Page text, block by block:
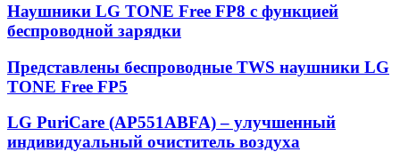
Наушники LG TONE Free FP8 с функцией
беспроводной зарядки
Представлены беспроводные TWS наушники LG
TONE Free FP5
LG PuriCare (AP551ABFA) – улучшенный
индивидуальный очиститель воздуха